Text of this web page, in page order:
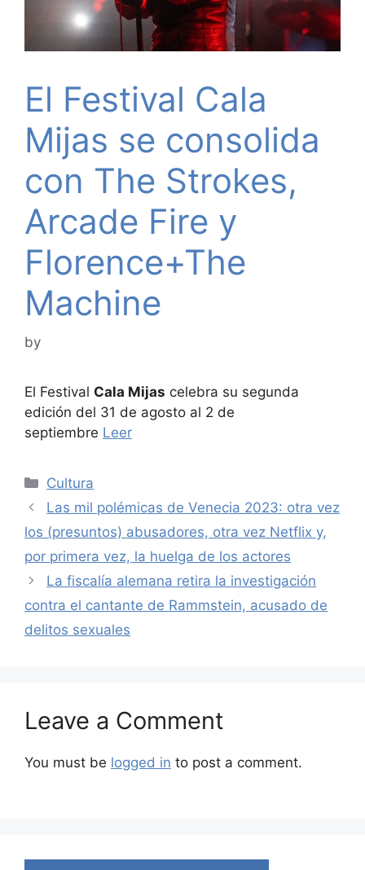
El Festival Cala
Mijas se consolida
con The Strokes,
Arcade Fire y
Florence+The
Machine
by
El Festival Cala Mijas celebra su segunda
edición del 31 de agosto al 2 de
septiembre Leer
Categories
Cultura
Las mil polémicas de Venecia 2023: otra vez
los (presuntos) abusadores, otra vez Netflix y,
por primera vez, la huelga de los actores
La fiscalía alemana retira la investigación
contra el cantante de Rammstein, acusado de
delitos sexuales
Leave a Comment
You must be logged in to post a comment.